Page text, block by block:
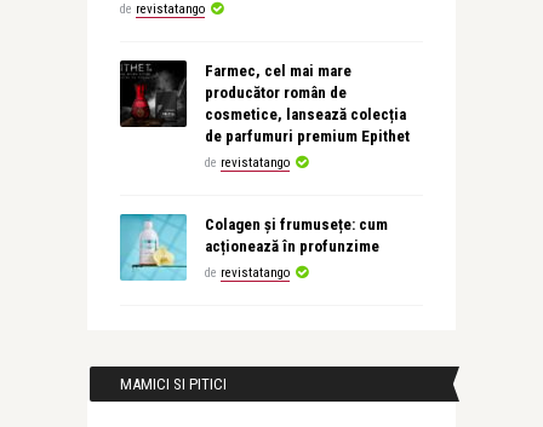
de revistatango
Farmec, cel mai mare
producător român de
cosmetice, lansează colecția
de parfumuri premium Epithet
de revistatango
Colagen și frumusețe: cum
acționează în profunzime
de revistatango
MAMICI SI PITICI